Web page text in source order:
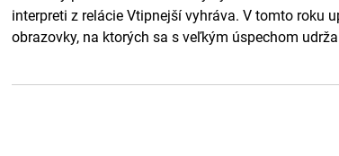
interpreti z relácie Vtipnejší vyhráva. V tomto roku
obrazovky, na ktorých sa s veľkým úspechom